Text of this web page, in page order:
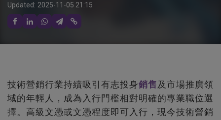
Updated: 2025-11-05 21:15
技術營銷行業持續吸引有志投身銷售及市場推廣領
域的年輕人，成為入行門檻相對明確的專業職位選
擇。高級文憑或文憑程度即可入行，現今技術營銷